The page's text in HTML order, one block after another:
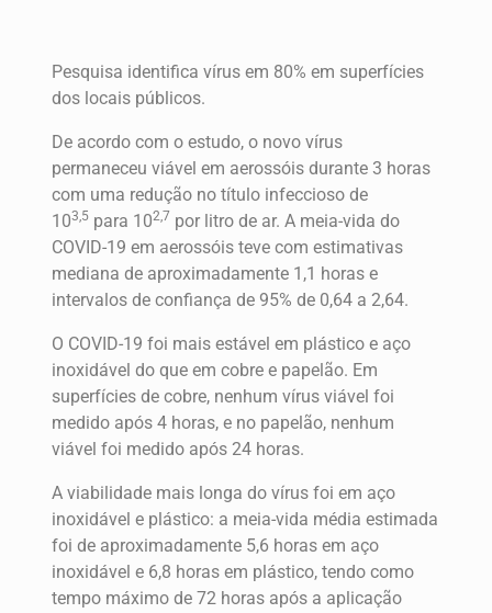
Pesquisa identifica vírus em 80% em superfícies
dos locais públicos.
De acordo com o estudo, o novo vírus
permaneceu viável em aerossóis durante 3 horas
com uma redução no título infeccioso de
103,5para 102,7 por litro de ar. A meia-vida do
COVID-19 em aerossóis teve com estimativas
mediana de aproximadamente 1,1 horas e
intervalos de confiança de 95% de 0,64 a 2,64.
O COVID-19 foi mais estável em plástico e aço
inoxidável do que em cobre e papelão. Em
superfícies de cobre, nenhum vírus viável foi
medido após 4 horas, e no papelão, nenhum
viável foi medido após 24 horas.
A viabilidade mais longa do vírus foi em aço
inoxidável e plástico: a meia-vida média estimada
foi de aproximadamente 5,6 horas em aço
inoxidável e 6,8 horas em plástico, tendo como
tempo máximo de 72 horas após a aplicação